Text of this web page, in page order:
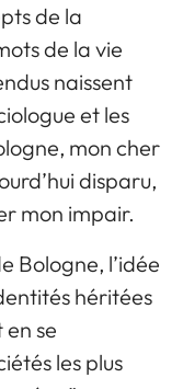
de la
de la vie
naissent
et les
mon cher
disparu,
mon impair.
Bologne, l’idée
héritées
se
les plus